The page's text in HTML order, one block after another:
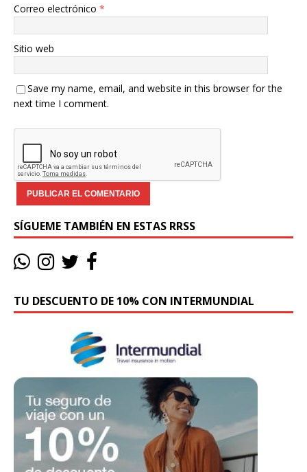
Correo electrónico *
Sitio web
Save my name, email, and website in this browser for the
next time I comment.
SÍGUEME TAMBIÉN EN ESTAS RRSS
TU DESCUENTO DE 10% CON INTERMUNDIAL